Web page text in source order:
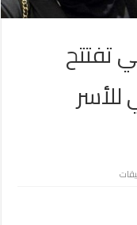
تفتتح
للأسر